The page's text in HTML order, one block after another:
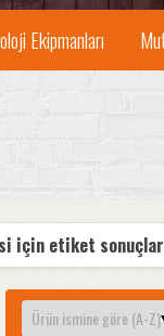
Ekipmanları
için etiket